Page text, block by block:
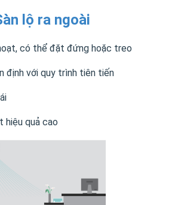
lộ ra ngoài
có thể đặt đứng hoặc treo
định với quy trình tiên tiến
hiệu quả cao